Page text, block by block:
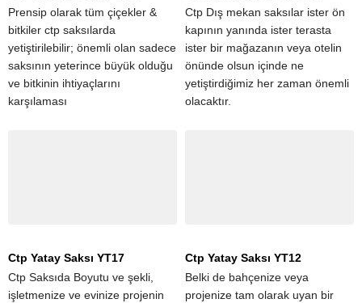
Prensip olarak tüm çiçekler &
bitkiler ctp saksılarda
yetiştirilebilir; önemli olan sadece
saksının yeterince büyük olduğu
ve bitkinin ihtiyaçlarını
karşılaması
Ctp Dış mekan saksılar ister ön
kapının yanında ister terasta
ister bir mağazanın veya otelin
önünde olsun içinde ne
yetiştirdiğimiz her zaman önemli
olacaktır.
Ctp Yatay Saksı YT17
Ctp Saksıda Boyutu ve şekli,
işletmenize ve evinize projenin
Ctp Yatay Saksı YT12
Belki de bahçenize veya
projenize tam olarak uyan bir